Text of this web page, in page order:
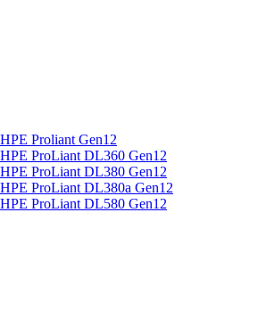
HPE Proliant Gen12
HPE ProLiant DL360 Gen12
HPE ProLiant DL380 Gen12
HPE ProLiant DL380a Gen12
HPE ProLiant DL580 Gen12